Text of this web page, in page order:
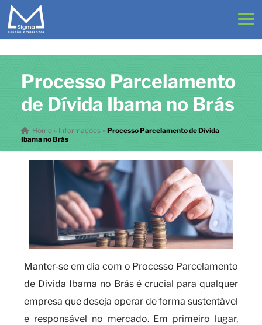
Processo Parcelamento
de Dívida Ibama no Brás
Home» Informações » Processo Parcelamento de Dívida
Ibama no Brás
Manter-se em dia com o Processo Parcelamento
de Dívida Ibama no Brás é crucial para qualquer
empresa que deseja operar de forma sustentável
e responsável no mercado. Em primeiro lugar,